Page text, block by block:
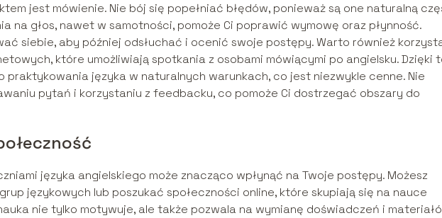
jest mówienie. Nie bój się popełniać błędów, ponieważ są one naturalną
na głos, nawet w samotności, pomoże Ci poprawić wymowę oraz płynność.
siebie, aby później odsłuchać i ocenić swoje postępy. Warto również
które umożliwiają spotkania z osobami mówiącymi po angielsku. Dzięki
praktykowania języka w naturalnych warunkach, co jest niezwykle cenne. Nie
pytań i korzystaniu z feedbacku, co pomoże Ci dostrzegać obszary do
języka angielskiego może znacząco wpłynąć na Twoje postępy. Możesz
językowych lub poszukać społeczności online, które skupiają się na nauce
nie tylko motywuje, ale także pozwala na wymianę doświadczeń i